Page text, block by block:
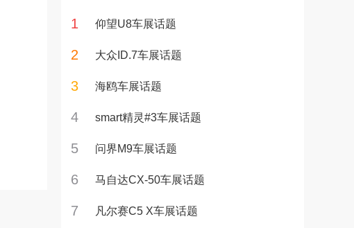
1 仰望U8车展话题
2 大众ID.7车展话题
3 海鸥车展话题
4 smart精灵#3车展话题
5 问界M9车展话题
6 马自达CX-50车展话题
7 凡尔赛C5 X车展话题